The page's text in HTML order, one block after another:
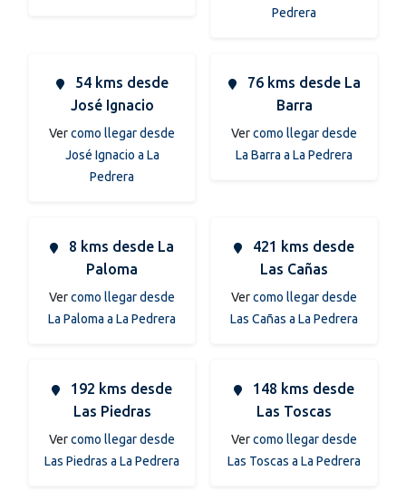
Pedrera
54 kms desde
José Ignacio
Vercomo llegar desde
José Ignacio a La
Pedrera
76 kms desde La
Barra
Vercomo llegar desde
La Barra a La Pedrera
8 kms desde La
Paloma
Vercomo llegar desde
La Paloma a La Pedrera
421 kms desde
Las Cañas
Vercomo llegar desde
Las Cañas a La Pedrera
192 kms desde
Las Piedras
Vercomo llegar desde
Las Piedras a La Pedrera
148 kms desde
Las Toscas
Vercomo llegar desde
Las Toscas a La Pedrera